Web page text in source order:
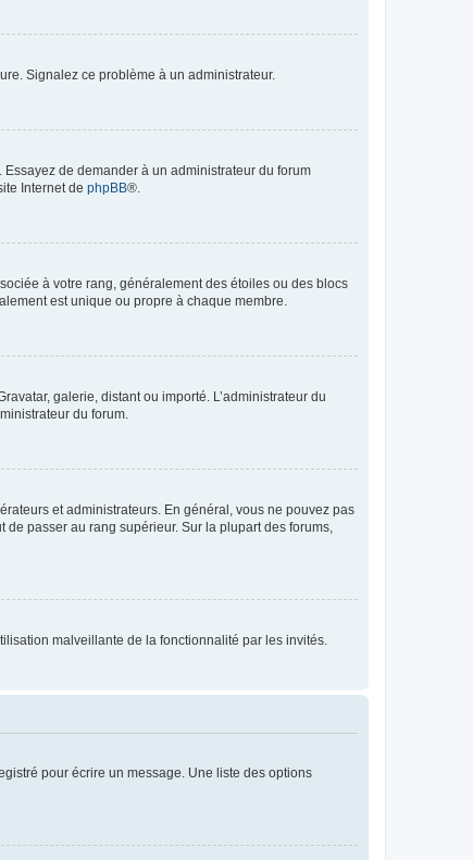
Signalez ce problème à un administrateur.
de demander à un administrateur du forum
Internet de phpBB®.
à votre rang, généralement des étoiles ou des blocs
est unique ou propre à chaque membre.
galerie, distant ou importé. L’administrateur du
du forum.
et administrateurs. En général, vous ne pouvez pas
passer au rang supérieur. Sur la plupart des forums,
malveillante de la fonctionnalité par les invités.
pour écrire un message. Une liste des options